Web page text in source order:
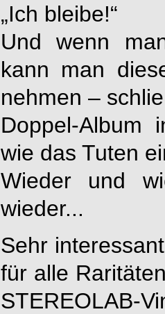
„Ich bleibe!“
Und wenn
kann man
nehmen –
Doppel-Album
wie das Tuten
Wieder und
wieder...
Sehr
für alle
STEREOLAB-